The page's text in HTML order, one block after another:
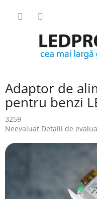
Adaptor de
pentru benzi
3259
Evaluarea
a
Neevaluat Detalii de